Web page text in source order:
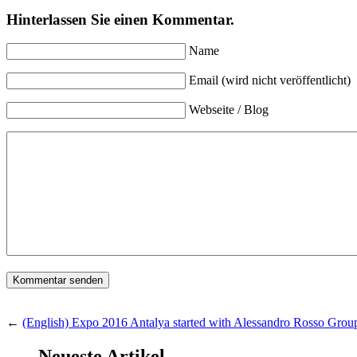
Hinterlassen Sie einen Kommentar.
Name
Email (wird nicht veröffentlicht)
Webseite / Blog
← (English) Expo 2016 Antalya started with Alessandro Rosso